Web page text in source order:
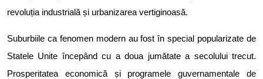
revoluția industrială și urbanizarea vertiginoasă.
Suburbiile ca fenomen modern au fost în special popularizate de
Statele Unite începând cu a doua jumătate a secolului trecut.
Prosperitatea economică și programele guvernamentale de